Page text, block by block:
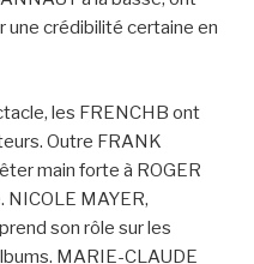
une crédibilité certaine en
les FRENCHB ont
Outre FRANK
main forte à ROGER
NICOLE MAYER,
son rôle sur les
MARIE-CLAUDE